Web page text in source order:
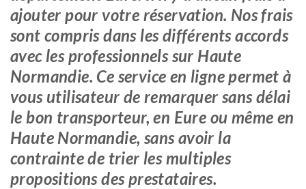
ajouter pour votre réservation. Nos frais
sont compris dans les différents accords
avec les professionnels sur Haute
Normandie. Ce service en ligne permet à
vous utilisateur de remarquer sans délai
le bon transporteur, en Eure ou même en
Haute Normandie, sans avoir la
contrainte de trier les multiples
propositions des prestataires.